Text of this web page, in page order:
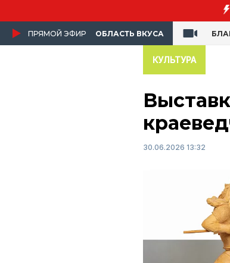
ПРЯМОЙ ЭФИР ОБЛАСТЬ ВКУСА
КУЛЬТУРА
30.06.2026 13:32